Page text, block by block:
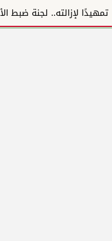
تمهيدًا لإزالته.. لجنة ضبط